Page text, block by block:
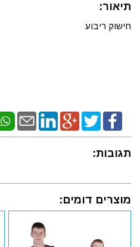
תיאור:
חישוק ריבוע
תגובות:
מוצרים דומים: